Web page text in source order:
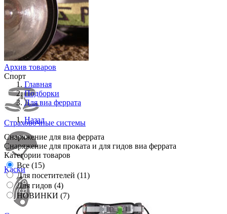
Архив товаров
Спорт
Страховочные системы
Каски
Главная
Подборки
Для виа феррата
Назад
Снаряжение для виа феррата
Снаряжение для проката и для гидов виа феррата
Категории товаров
Все (15)
Для посетителей (11)
Для гидов (4)
НОВИНКИ (7)